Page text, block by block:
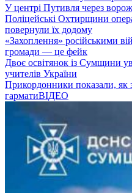
У центрі Путивля через
Поліцейські Охтирщини
повернули їх додому
«Захоплення» російськими
громади — це фейк
Двоє освітянок із Сумщини
учителів України
Прикордонники показали, як
гарматиВІДЕО